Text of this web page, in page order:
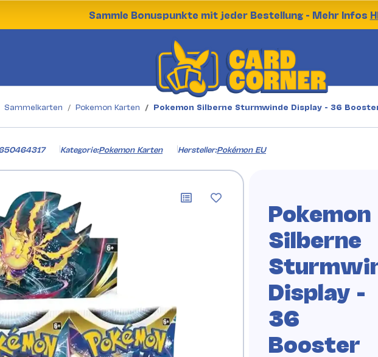
Sammle Bonuspunkte mit jeder Bestellung - Mehr Infos
Sammelkarten Pokemon Karten Pokemon Silberne Sturmwinde Display - 36
Kategorie:Pokemon Karten Hersteller:Pokémon EU
Pokemon
Silberne
Display -
36
Booster